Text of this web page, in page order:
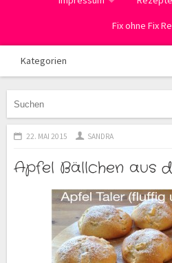
Fix ohne Fix
Kategorien
22. MAI 2015 SANDRA
Apfel Bällchen aus